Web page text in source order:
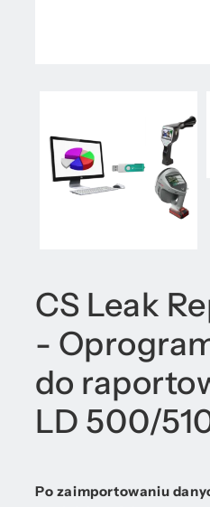
CS Leak
-
do
LD 500/
Po zaimportowaniu